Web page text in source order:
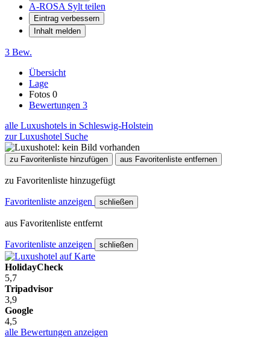
A-ROSA Sylt teilen
Eintrag verbessern
Inhalt melden
3 Bew.
Übersicht
Lage
Fotos 0
Bewertungen 3
alle Luxushotels in Schleswig-Holstein
zur Luxushotel Suche
zu Favoritenliste hinzufügen aus Favoritenliste entfernen
zu Favoritenliste hinzugefügt
Favoritenliste anzeigen schließen
aus Favoritenliste entfernt
Favoritenliste anzeigen schließen
HolidayCheck
5,7
Tripadvisor
3,9
Google
4,5
alle Bewertungen anzeigen